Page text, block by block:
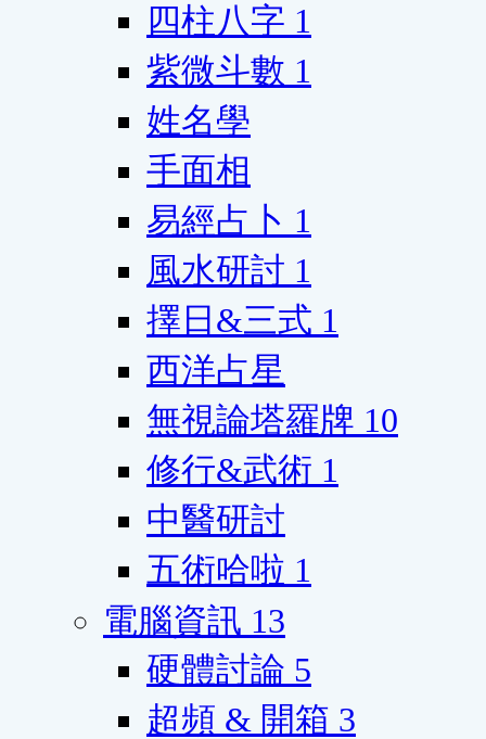
四柱八字 1
紫微斗數 1
姓名學
手面相
易經占卜 1
風水研討 1
擇日&三式 1
西洋占星
無視論塔羅牌 10
修行&武術 1
中醫研討
五術哈啦 1
電腦資訊 13
硬體討論 5
超頻 & 開箱 3